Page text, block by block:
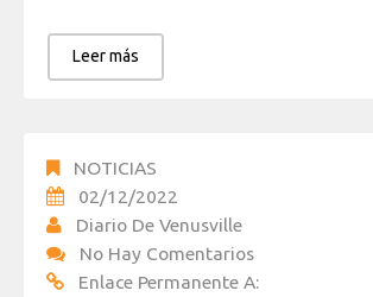
Leer más
NOTICIAS
02/12/2022
Diario De Venusville
No Hay Comentarios
Enlace Permanente A: